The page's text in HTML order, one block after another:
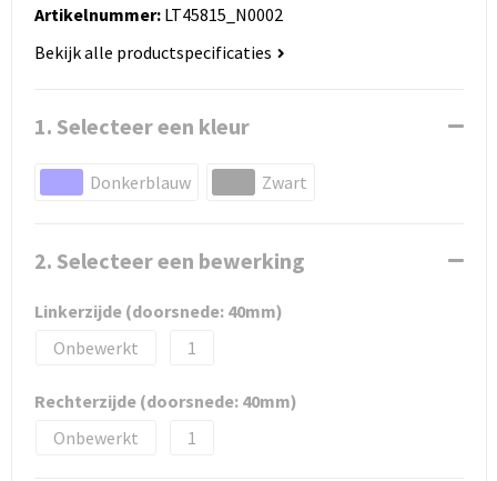
Artikelnummer:LT45815_N0002
Bekijk alle productspecificaties
1. Selecteer een kleur
Donkerblauw Zwart
2. Selecteer een bewerking
Linkerzijde (doorsnede: 40mm)
Onbewerkt
1
Rechterzijde (doorsnede: 40mm)
Onbewerkt
1